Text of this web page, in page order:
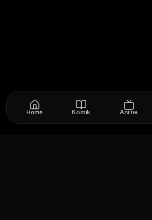
Home Komik Anime